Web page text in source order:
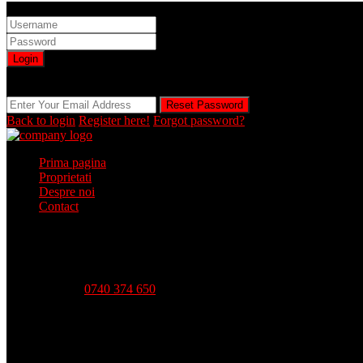
Login
Reset Password
Back to login Register here! Forgot password?
Prima pagina
Proprietati
Despre noi
Contact
0740 374 650